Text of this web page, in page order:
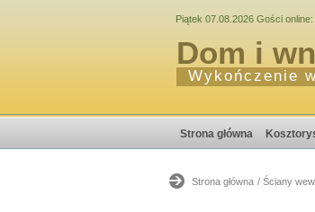
Piątek 07.08.2026 Gości online:
Dom i
Wykończenie
Strona główna
Strona główna / Ściany